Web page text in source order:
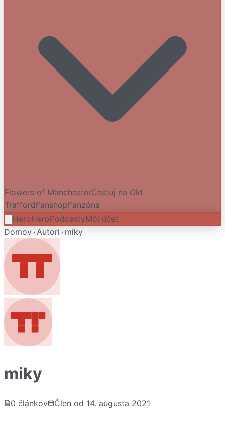
Flowers of ManchesterCestuj na Old
TraffordFanshopFanzóna
HeroHeroPodcastyMôj účet
Domov Autori miky
miky
0 článkov Člen od 14. augusta 2021